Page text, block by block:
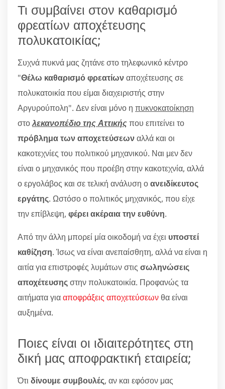
Τι συμβαίνει στον καθαρισμό
φρεατίων αποχέτευσης
πολυκατοικίας;
Συχνά πυκνά μας ζητάνε στο τηλεφωνικό κέντρο
"Θέλω καθαρισμό φρεατίωναποχέτευσης σε
πολυκατοικία που είμαι διαχειριστής στην
Αργυρούπολη". Δεν είναι μόνο η πυκνοκατοίκηση
στολεκανοπέδιο της Αττικήςπου επιτείνει το
πρόβλημα των αποχετεύσεωναλλά και οι
κακοτεχνίες του πολιτικού μηχανικού. Ναι μεν δεν
είναι ο μηχανικός που προέβη στην κακοτεχνία, αλλά
ο εργολάβος και σε τελική ανάλυση οανειδίκευτος
εργάτης. Ωστόσο ο πολιτικός μηχανικός, που είχε
την επίβλεψη, φέρει ακέραια την ευθύνη.
Από την άλλη μπορεί μία οικοδομή να έχει υποστεί
καθίζηση. Ίσως να είναι ανεπαίσθητη, αλλά να είναι η
αιτία για επιστροφές λυμάτων στις σωληνώσεις
αποχέτευσηςστην πολυκατοικία. Προφανώς τα
αιτήματα γιααποφράξεις αποχετεύσεωνθα είναι
αυξημένα.
Ποιες είναι οι ιδιαιτερότητες στη
δική μας αποφρακτική εταιρεία;
Ότι δίνουμε συμβουλές, αν και εφόσον μας